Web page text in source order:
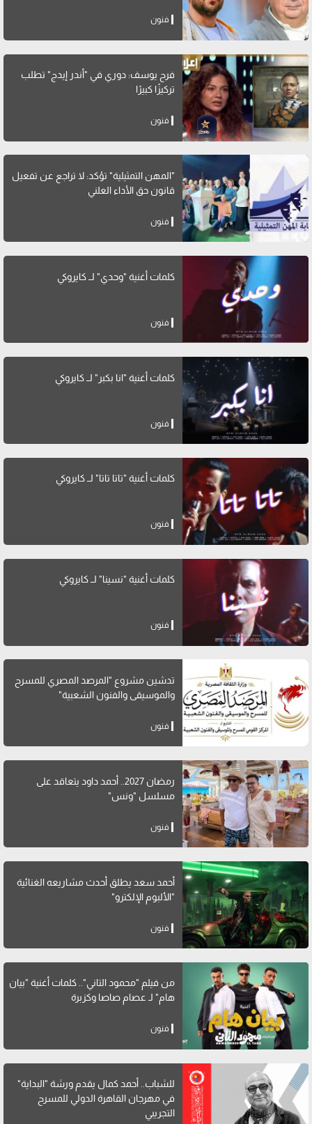
فنون
فرح يوسف: دوري في "أندر إيدج" تطلب
تركيزًا كبيرًا
فنون
"المهن التمثيلية" تؤكد: لا تراجع عن تفعيل
قانون حق الأداء العلني
فنون
كلمات أغنية "وحدي" لــ كايروكي
فنون
كلمات أغنية "انا بكبر" لــ كايروكي
فنون
كلمات أغنية "تاتا تاتا" لــ كايروكي
فنون
كلمات أغنية "نسينا" لــ كايروكي
فنون
تدشين مشروع "المرصد المصري للمسرح
والموسيقى والفنون الشعبية"
فنون
رمضان 2027.. أحمد داود يتعاقد على
مسلسل "ونس"
فنون
أحمد سعد يطلق أحدث مشاريعه الغنائية
"الألبوم الإلكترو"
فنون
من فيلم "محمود التاني".. كلمات أغنية "بيان
هام" لـ عصام صاصا وكزبرة
فنون
للشباب.. أحمد كمال يقدم ورشة "البداية"
في مهرجان القاهرة الدولي للمسرح
التجريبي